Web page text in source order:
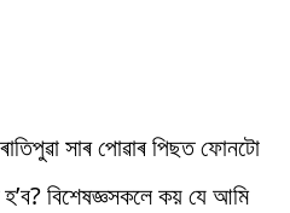
সাৰ পোৱাৰ পিছত ফোনটো
হ’ব? বিশেষজ্ঞসকলে কয় যে আমি